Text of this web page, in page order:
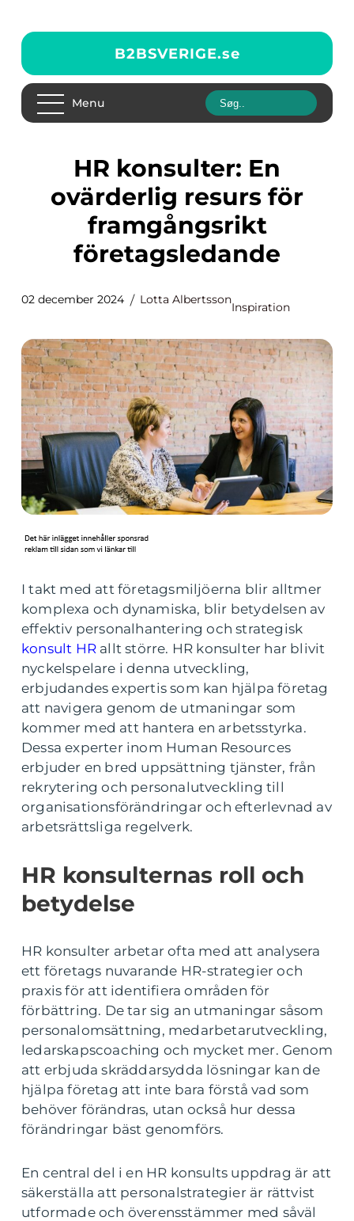
B2BSVERIGE.se
Menu
HR konsulter: En
ovärderlig resurs för
framgångsrikt
företagsledande
02 december 2024 Lotta Albertsson
Inspiration
I takt med att företagsmiljöerna blir alltmer
komplexa och dynamiska, blir betydelsen av
effektiv personalhantering och strategisk
konsult HR allt större. HR konsulter har blivit
nyckelspelare i denna utveckling,
erbjudandes expertis som kan hjälpa företag
att navigera genom de utmaningar som
kommer med att hantera en arbetsstyrka.
Dessa experter inom Human Resources
erbjuder en bred uppsättning tjänster, från
rekrytering och personalutveckling till
organisationsförändringar och efterlevnad av
arbetsrättsliga regelverk.
HR konsulternas roll och
betydelse
HR konsulter arbetar ofta med att analysera
ett företags nuvarande HR-strategier och
praxis för att identifiera områden för
förbättring. De tar sig an utmaningar såsom
personalomsättning, medarbetarutveckling,
ledarskapscoaching och mycket mer. Genom
att erbjuda skräddarsydda lösningar kan de
hjälpa företag att inte bara förstå vad som
behöver förändras, utan också hur dessa
förändringar bäst genomförs.
En central del i en HR konsults uppdrag är att
säkerställa att personalstrategier är rättvist
utformade och överensstämmer med såväl